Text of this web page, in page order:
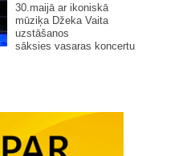
30.maijā ar ikoniskā
mūziķa Džeka Vaita
uzstāšanos
sāksies vasaras koncertu